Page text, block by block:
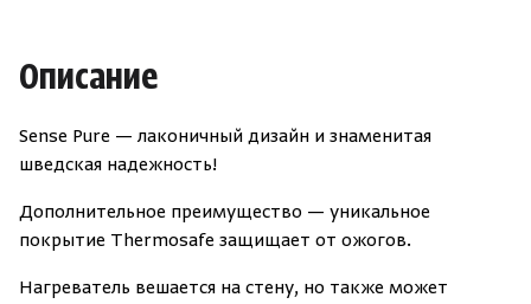
Описание
Sense Pure — лаконичный дизайн и знаменитая
шведская надежность!
Дополнительное преимущество — уникальное
покрытие Thermosafe защищает от ожогов.
Нагреватель вешается на стену, но также может